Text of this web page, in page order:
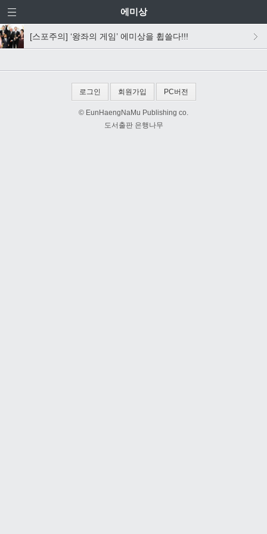
에미상
[스포주의] ‘왕좌의 게임’ 에미상을 휩쓸다!!!
로그인 회원가입 PC버전
© EunHaengNaMu Publishing co.
도서출판 은행나무